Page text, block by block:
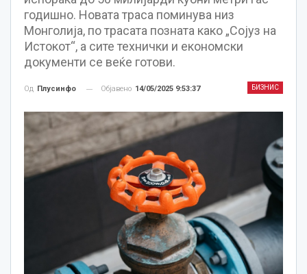
годишно. Новата траса поминува низ
Монголија, по трасата позната како „Сојуз на
Истокот“, а сите технички и економски
документи се веќе готови.
БИЗНИС
Од Плусинфо Објавено 14/05/2025 9:53:37